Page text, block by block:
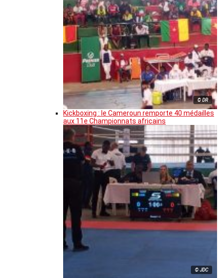
© DR
Kickboxing : le Cameroun remporte 40 médailles
aux 11e Championnats africains
© JDC